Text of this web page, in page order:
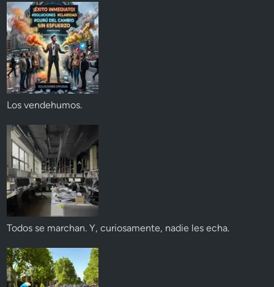
Los vendehumos.
Todos se marchan. Y, curiosamente, nadie les echa.